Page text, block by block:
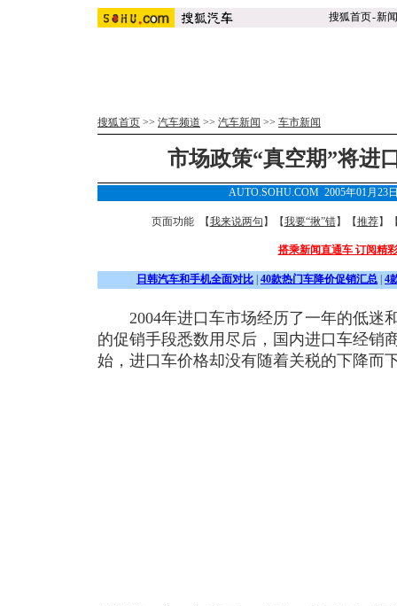
搜狐首页-新闻
搜狐首页 >> 汽车频道 >> 汽车新闻 >> 车市新闻
市场政策“真空期”将进
AUTO.SOHU.COM 2005年01月
页面功能 【我来说两句 】【我要“揪”错】【推荐】
搭乘新闻直通车 订阅精
日韩汽车和手机全面对比 40款热门车降价促销汇总 4
2004年进口车市场经历了一年的低迷
的促销手段悉数用尽后，国内进口车经销
始，进口车价格却没有随着关税的下降而